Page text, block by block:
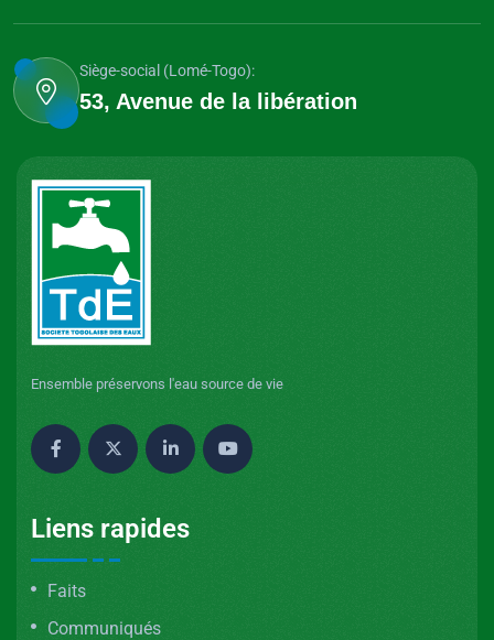
Siège-social (Lomé-Togo):
53, Avenue de la libération
Ensemble préservons l'eau source de vie
Liens rapides
Faits
Communiqués